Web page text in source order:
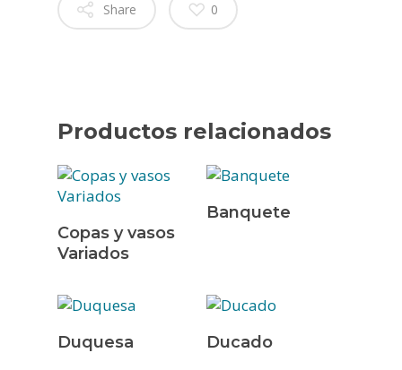
Share 0
Productos relacionados
Copas y vasos
Variados
Banquete
Duquesa Leer Más
Ducado
INICIO
EMPRESA